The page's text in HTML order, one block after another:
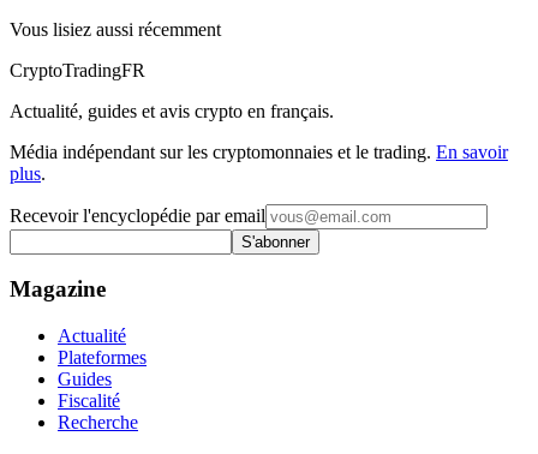
Vous lisiez aussi récemment
CryptoTradingFR
Actualité, guides et avis crypto en français.
Média indépendant sur les cryptomonnaies et le trading. En savoir
plus.
Recevoir l'encyclopédie par email
S'abonner
Magazine
Actualité
Plateformes
Guides
Fiscalité
Recherche